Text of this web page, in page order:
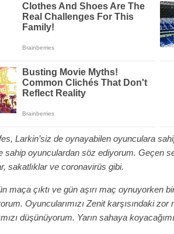
Larkin’siz de oynayabilen oyunculara
oyunculardan söz ediyorum. Geçen
sakatlıklar ve coronavirüs gibi.
maça çıktı ve gün aşırı maç oynuyorken
Oyuncularımızı Zenit karşısındaki
düşünüyorum. Yarın sahaya